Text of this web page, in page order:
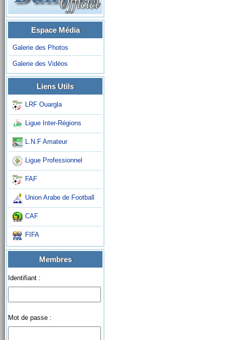
Espace Média
Galerie des Photos
Galerie des Vidéos
Liens Utils
LRF Ouargla
Ligue Inter-Régions
L.N.F Amateur
Ligue Professionnel
FAF
Union Arabe de Football
CAF
FIFA
Membres
Identifiant :
Mot de passe :